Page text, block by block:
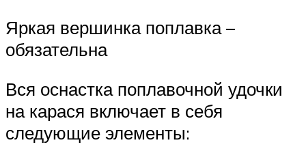
Яркая вершинка поплавка –
обязательна
Вся оснастка поплавочной удочки
на карася включает в себя
следующие элементы: